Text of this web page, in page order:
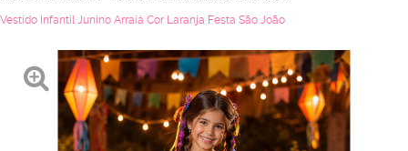
Vestido Infantil Junino Arraiá Cor Laranja Festa São João